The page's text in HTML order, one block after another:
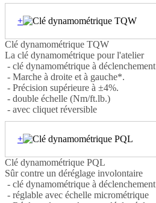
+
Clé dynamométrique TQW
La clé dynamométrique pour l'atelier
- clé dynamométrique à déclenchement
- Marche à droite et à gauche*.
- Précision supérieure à ±4%.
- double échelle (Nm/ft.lb.)
- avec cliquet réversible
+
Clé dynamométrique PQL
Sûr contre un déréglage involontaire
- clé dynamométrique à déclenchement
- réglable avec échelle micrométrique